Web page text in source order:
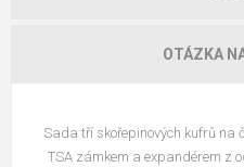
OTÁZKA
Sada tří skořepinových kufrů na
TSA zámkem a expandérem z